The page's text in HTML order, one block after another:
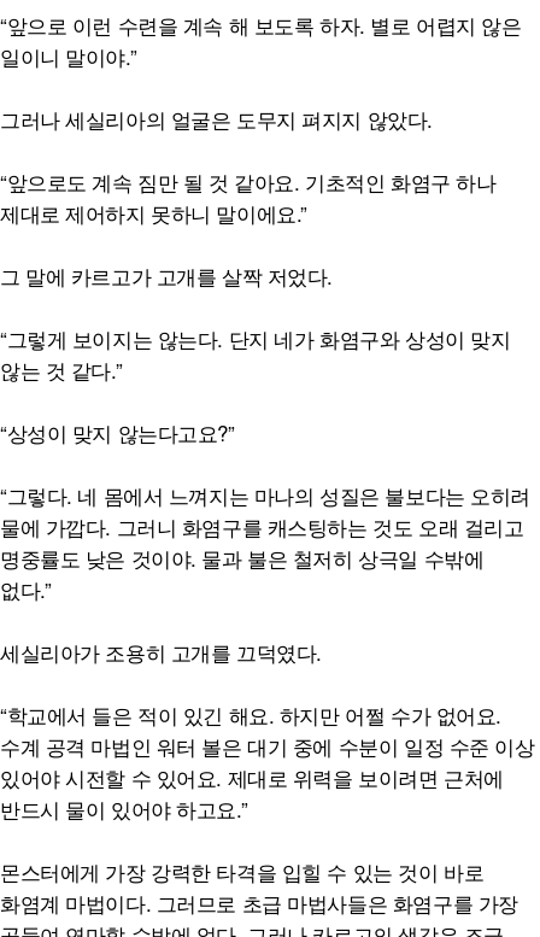
“앞으로 이런 수련을 계속 해 보도록 하자. 별로 어렵지 않은
일이니 말이야.”
그러나 세실리아의 얼굴은 도무지 펴지지 않았다.
“앞으로도 계속 짐만 될 것 같아요. 기초적인 화염구 하나
제대로 제어하지 못하니 말이에요.”
그 말에 카르고가 고개를 살짝 저었다.
“그렇게 보이지는 않는다. 단지 네가 화염구와 상성이 맞지
않는 것 같다.”
“상성이 맞지 않는다고요?”
“그렇다. 네 몸에서 느껴지는 마나의 성질은 불보다는 오히려
물에 가깝다. 그러니 화염구를 캐스팅하는 것도 오래 걸리고
명중률도 낮은 것이야. 물과 불은 철저히 상극일 수밖에
없다.”
세실리아가 조용히 고개를 끄덕였다.
“학교에서 들은 적이 있긴 해요. 하지만 어쩔 수가 없어요.
수계 공격 마법인 워터 볼은 대기 중에 수분이 일정 수준 이상
있어야 시전할 수 있어요. 제대로 위력을 보이려면 근처에
반드시 물이 있어야 하고요.”
몬스터에게 가장 강력한 타격을 입힐 수 있는 것이 바로
화염계 마법이다. 그러므로 초급 마법사들은 화염구를 가장